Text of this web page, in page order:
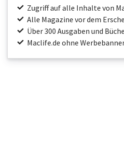
Zugriff auf alle Inhalte von
Alle Magazine vor dem
Über 300 Ausgaben und
Maclife.de ohne